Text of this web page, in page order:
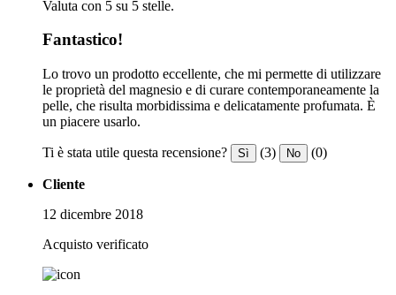
Valuta con 5 su 5 stelle.
Fantastico!
Lo trovo un prodotto eccellente, che mi permette di utilizzare
le proprietà del magnesio e di curare contemporaneamente la
pelle, che risulta morbidissima e delicatamente profumata. È
un piacere usarlo.
Ti è stata utile questa recensione? Sì (3) No (0)
Cliente
12 dicembre 2018
Acquisto verificato